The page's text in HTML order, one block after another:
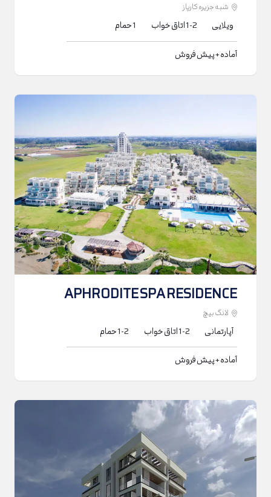
شبه جزیره کارپاز
ویلایی 1-2اتاق خواب 1حمام
آماده + پیش فروش
APHRODITE SPA RESIDENCE
لانگ بیچ
آپارتمانی 1-2اتاق خواب 1-2حمام
آماده + پیش فروش